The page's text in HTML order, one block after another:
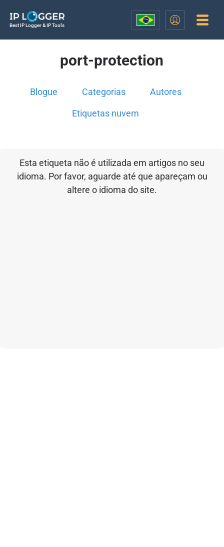
Best IP Logger & IP Tools
port-protection
Blogue Categorias Autores
Etiquetas nuvem